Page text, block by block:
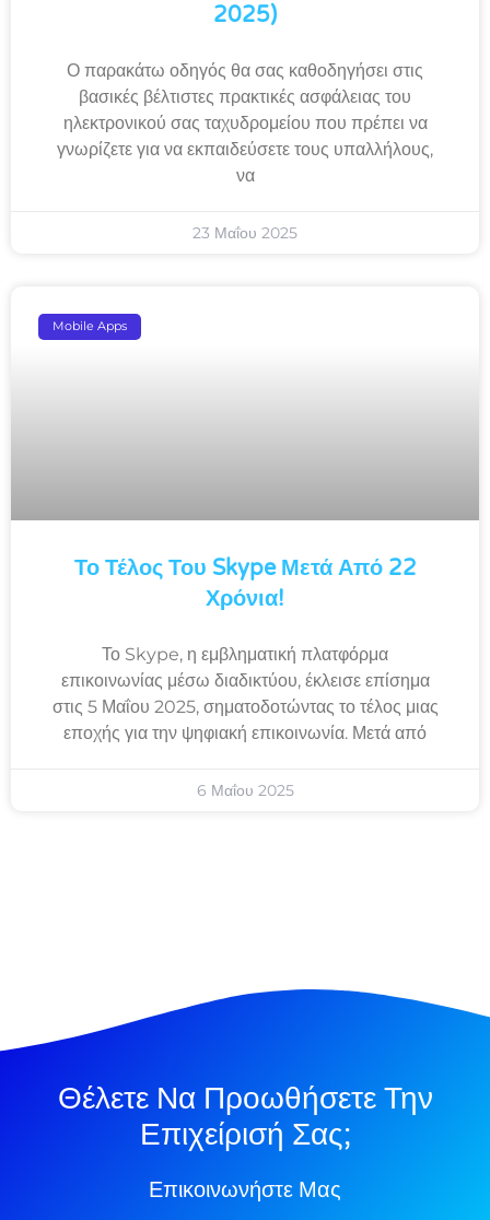
2025)
Ο παρακάτω οδηγός θα σας καθοδηγήσει στις
βασικές βέλτιστες πρακτικές ασφάλειας του
ηλεκτρονικού σας ταχυδρομείου που πρέπει να
γνωρίζετε για να εκπαιδεύσετε τους υπαλλήλους,
να
23 Μαΐου 2025
Mobile Apps
Το Τέλος Του Skype Μετά Από 22
Χρόνια!
Το Skype, η εμβληματική πλατφόρμα
επικοινωνίας μέσω διαδικτύου, έκλεισε επίσημα
στις 5 Μαΐου 2025, σηματοδοτώντας το τέλος μιας
εποχής για την ψηφιακή επικοινωνία. Μετά από
6 Μαΐου 2025
Θέλετε Να Προωθήσετε Την
Επιχείρισή Σας;
Επικοινωνήστε Μας